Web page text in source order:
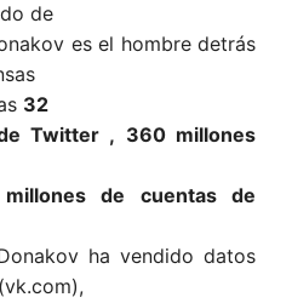
de
es el hombre detrás
32
Twitter , 360 millones
de cuentas de
ha vendido datos